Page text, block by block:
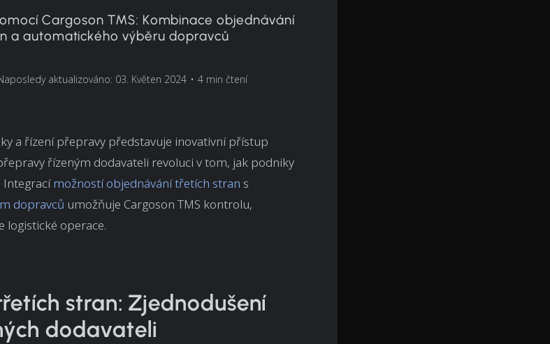
Cargoson TMS: Kombinace objednávání
a automatického výběru dopravců
aktualizováno: 03. Květen 2024 • 4 min čtení
a řízení přepravy představuje inovativní přístup
řízeným dodavateli revoluci v tom, jak podniky
Integracímožností objednávání třetích stran s
dopravců umožňuje Cargoson TMS kontrolu,
logistické operace.
stran: Zjednodušení
dodavateli